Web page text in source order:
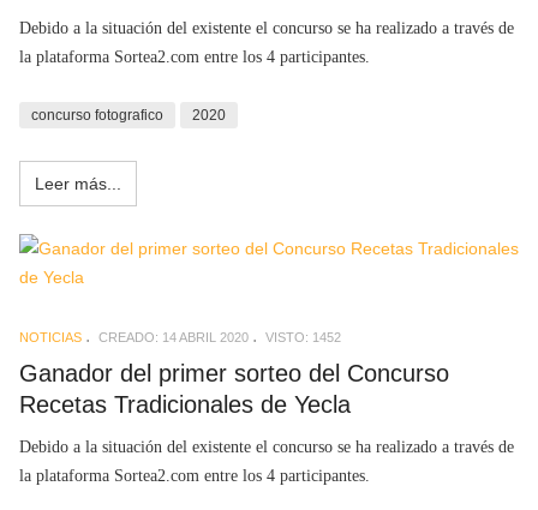
Debido a la situación del existente el concurso se ha realizado a través de
la plataforma Sortea2.com entre los 4 participantes.
concurso fotografico 2020
Leer más...
NOTICIAS CREADO: 14 ABRIL 2020 VISTO: 1452
Ganador del primer sorteo del Concurso
Recetas Tradicionales de Yecla
Debido a la situación del existente el concurso se ha realizado a través de
la plataforma Sortea2.com entre los 4 participantes.